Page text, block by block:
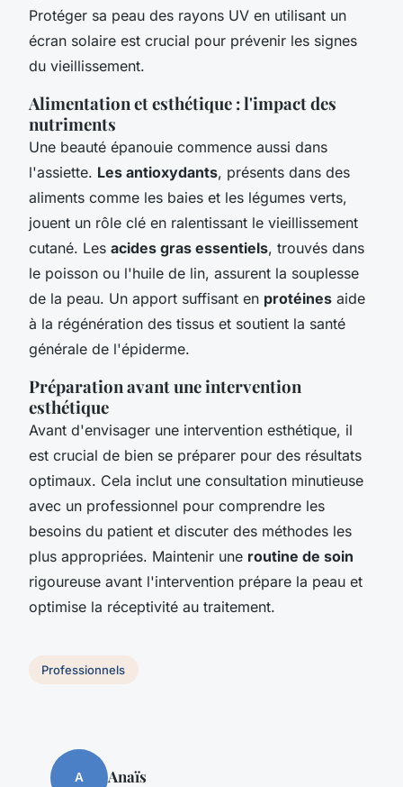
Protéger sa peau des rayons UV en utilisant un
écran solaire est crucial pour prévenir les signes
du vieillissement.
Alimentation et esthétique : l'impact des
nutriments
Une beauté épanouie commence aussi dans
l'assiette. Les antioxydants, présents dans des
aliments comme les baies et les légumes verts,
jouent un rôle clé en ralentissant le vieillissement
cutané. Les acides gras essentiels, trouvés dans
le poisson ou l'huile de lin, assurent la souplesse
de la peau. Un apport suffisant en protéines aide
à la régénération des tissus et soutient la santé
générale de l'épiderme.
Préparation avant une intervention
esthétique
Avant d'envisager une intervention esthétique, il
est crucial de bien se préparer pour des résultats
optimaux. Cela inclut une consultation minutieuse
avec un professionnel pour comprendre les
besoins du patient et discuter des méthodes les
plus appropriées. Maintenir une routine de soin
rigoureuse avant l'intervention prépare la peau et
optimise la réceptivité au traitement.
Professionnels
A Anaïs